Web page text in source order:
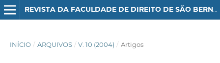
REVISTA DA FACULDADE DE DIREITO DE SÃO BERNARDO DO CAMPO
INÍCIO / ARQUIVOS / V. 10 (2004) / Artigos